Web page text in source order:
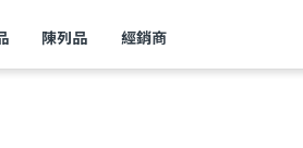
陳列品 經銷商